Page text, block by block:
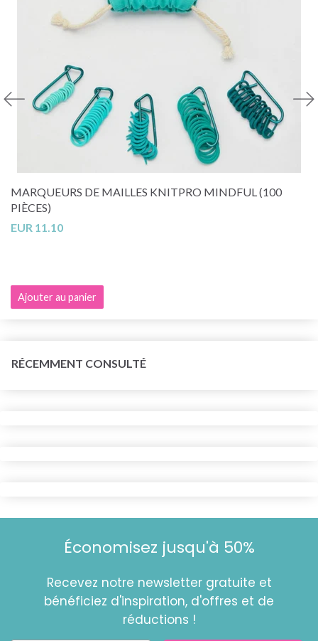
MARQUEURS DE MAILLES KNITPRO MINDFUL (100
PIÈCES)
EUR 11.10
Ajouter au panier
RÉCEMMENT CONSULTÉ
Économisez jusqu'à 50%
Recevez notre newsletter gratuite et
bénéficiez d'inspiration, d'offres et de
réductions !